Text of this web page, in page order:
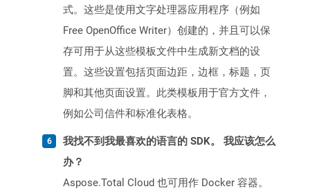
式。这些是使用文字处理器应用程序（例如
Free OpenOffice Writer）创建的，并且可以保
存可用于从这些模板文件中生成新文档的设
置。这些设置包括页面边距，边框，标题，页
脚和其他页面设置。此类模板用于官方文件，
例如公司信件和标准化表格。
我找不到我最喜欢的语言的 SDK。 我应该怎么
办？
Aspose.Total Cloud 也可用作 Docker 容器。